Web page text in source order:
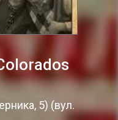
5) (вул.